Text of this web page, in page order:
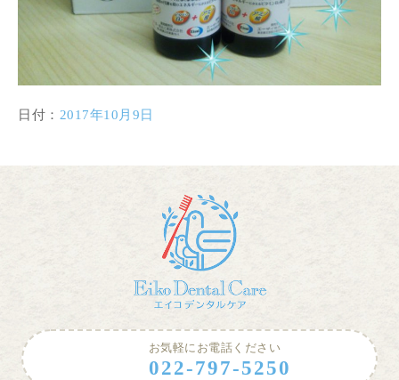
日付： 2017年10月9日
お気軽にお電話ください
022-797-5250